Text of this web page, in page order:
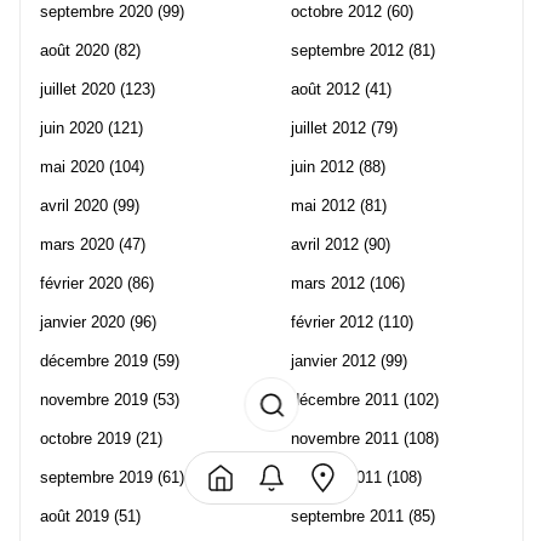
septembre 2020 (99)
août 2020 (82)
juillet 2020 (123)
juin 2020 (121)
mai 2020 (104)
avril 2020 (99)
mars 2020 (47)
février 2020 (86)
janvier 2020 (96)
décembre 2019 (59)
novembre 2019 (53)
octobre 2019 (21)
septembre 2019 (61)
août 2019 (51)
octobre 2012 (60)
septembre 2012 (81)
août 2012 (41)
juillet 2012 (79)
juin 2012 (88)
mai 2012 (81)
avril 2012 (90)
mars 2012 (106)
février 2012 (110)
janvier 2012 (99)
décembre 2011 (102)
novembre 2011 (108)
octobre 2011 (108)
septembre 2011 (85)